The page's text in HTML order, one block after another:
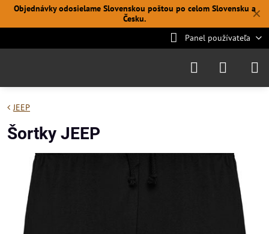
✕
Objednávky odosielame Slovenskou poštou po celom Slovensku a
Česku.
Panel používateľa
JEEP
Šortky JEEP